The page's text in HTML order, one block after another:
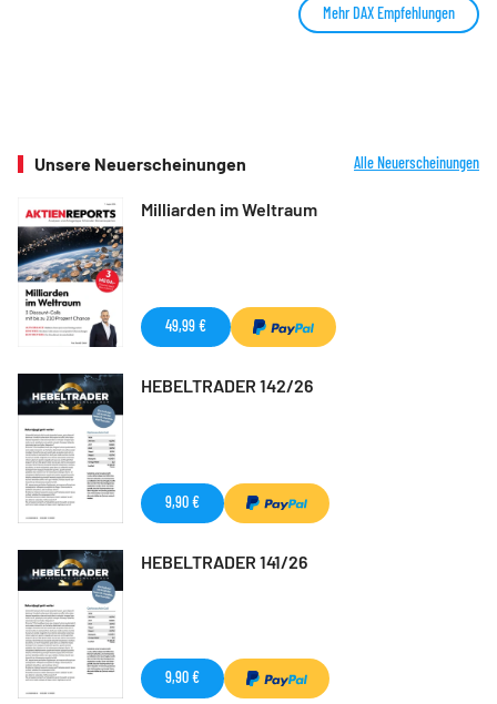
Mehr DAX Empfehlungen
Unsere Neuerscheinungen Alle Neuerscheinungen
Milliarden im Weltraum
49,99 €
HEBELTRADER 142/26
9,90 €
HEBELTRADER 141/26
9,90 €